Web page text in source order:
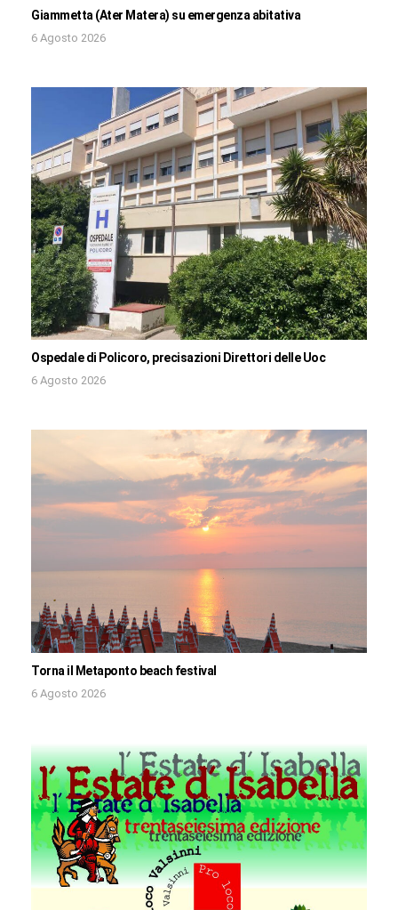
Giammetta (Ater Matera) su emergenza abitativa
6 Agosto 2026
Ospedale di Policoro, precisazioni Direttori delle Uoc
6 Agosto 2026
Torna il Metaponto beach festival
6 Agosto 2026